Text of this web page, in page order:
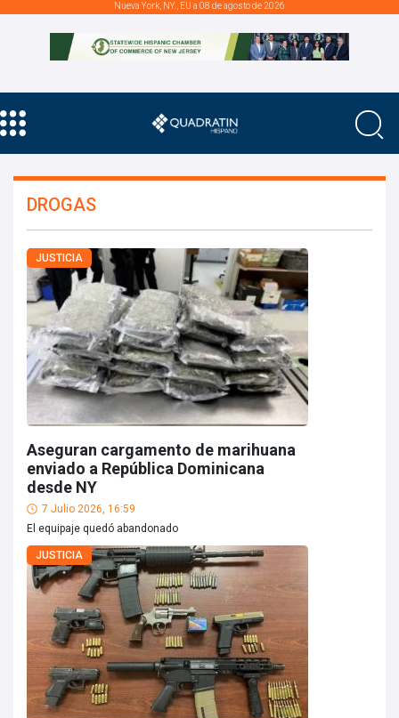
Nueva York, NY., EU a 08 de agosto de 2026
DROGAS
JUSTICIA
Aseguran cargamento de marihuana
enviado a República Dominicana
desde NY
7 Julio 2026, 16:59
El equipaje quedó abandonado
JUSTICIA